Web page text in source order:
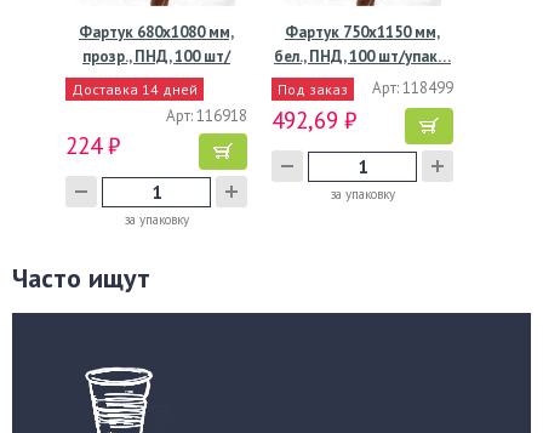
Фартук 680х1080 мм,
прозр., ПНД, 100 шт/
упак…
Доставка 14 дней
Арт: 116918
224 ₽
за упаковку
Фартук 750х1150 мм,
бел., ПНД, 100 шт/упак…
Под заказ Арт: 118499
492,69 ₽
за упаковку
Часто ищут